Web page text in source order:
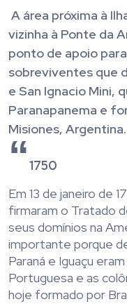
A área próxima à
vizinha à Ponte da
ponto de apoio
sobreviventes que
e San Ignacio Mini,
Paranapanema e
Misiones, Argentina.
1750
Em 13 de janeiro de
firmaram o Tratado
seus domínios na
importante porque
Paraná e Iguaçu
Portuguesa e as
hoje formado por